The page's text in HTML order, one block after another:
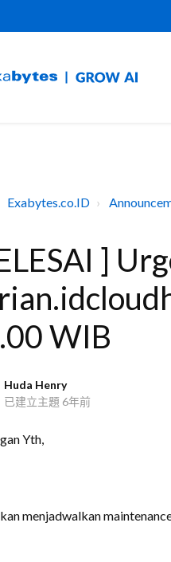
Exabytes.co.ID
]
WIB
Huda Henry
已建立主題 6年前
Yth,
menjadwalkan